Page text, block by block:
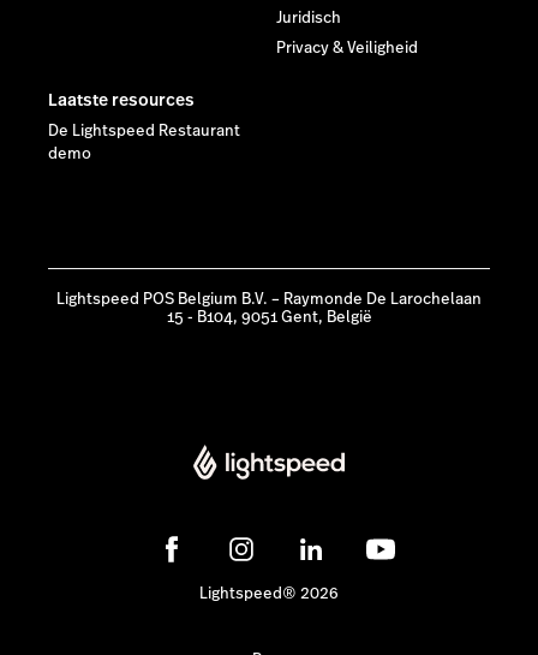
Juridisch
Privacy & Veiligheid
Laatste resources
De Lightspeed Restaurant
demo
Lightspeed POS Belgium B.V. – Raymonde De Larochelaan
15 - B104, 9051 Gent, België
Lightspeed® 2026